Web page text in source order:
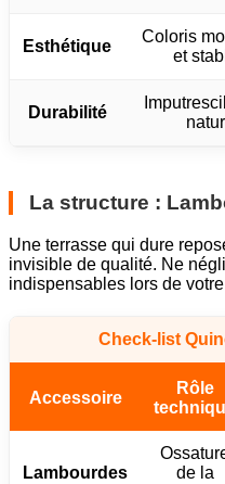
Esthétique
Coloris
et
Durabilité
La structure :
Une terrasse qui dure
invisible de qualité. Ne
indispensables lors de
Check-list
Accessoire
Rôle
Lambourdes
de la